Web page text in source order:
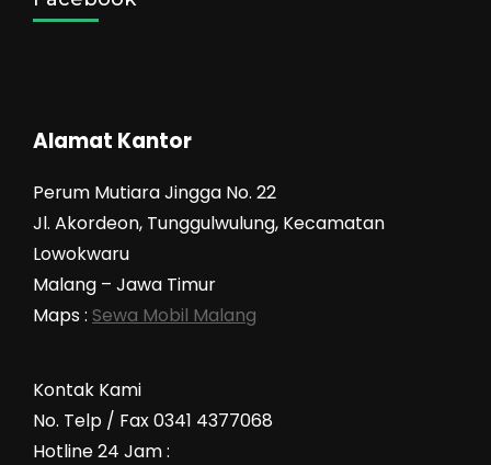
Alamat Kantor
Perum Mutiara Jingga No. 22
Jl. Akordeon, Tunggulwulung, Kecamatan
Lowokwaru
Malang – Jawa Timur
Maps : Sewa Mobil Malang
Kontak Kami
No. Telp / Fax 0341 4377068
Hotline 24 Jam :